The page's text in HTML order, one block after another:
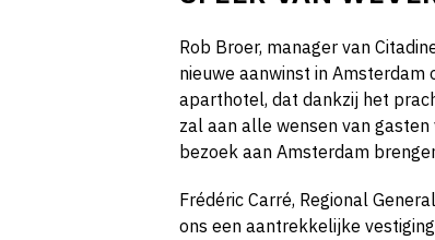
Rob Broer, manager van
nieuwe aanwinst in
aparthotel, dat dankzij het
zal aan alle wensen van
bezoek aan Amsterdam
Frédéric Carré, Regional
ons een aantrekkelijke